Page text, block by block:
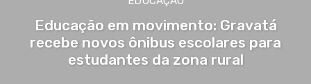
Educação em movimento: Gravatá
recebe novos ônibus escolares para
estudantes da zona rural